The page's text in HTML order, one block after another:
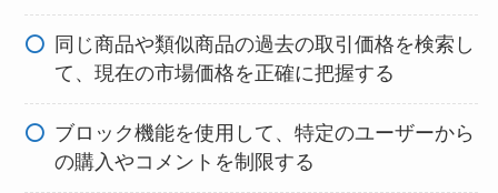
同じ商品や類似商品の過去の取引価格を検索し
て、現在の市場価格を正確に把握する
ブロック機能を使用して、特定のユーザーから
の購入やコメントを制限する